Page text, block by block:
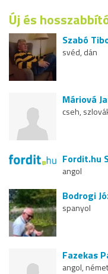
Új és
Szabó
svéd, dán
Máriová
cseh,
Fordit.hu
angol
Bodrogi
spanyol
Fazekas
angol, német